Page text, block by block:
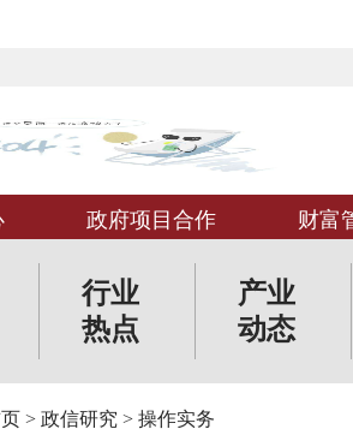
政府项目合作 财富
行业
热点
产业
动态
> 政信研究 > 操作实务